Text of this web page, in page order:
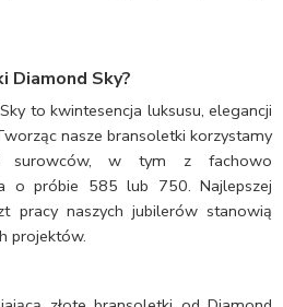
Diamond Sky?
to kwintesencja luksusu, elegancji
nasze bransoletki korzystamy
surowców, w tym z fachowo
o próbie 585 lub 750. Najlepszej
pracy naszych jubilerów stanowią
projektów.